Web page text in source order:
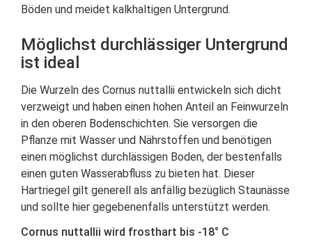
Böden und meidet kalkhaltigen Untergrund.
Möglichst durchlässiger Untergrund
ist ideal
Die Wurzeln des Cornus nuttallii entwickeln sich dicht
verzweigt und haben einen hohen Anteil an Feinwurzeln
in den oberen Bodenschichten. Sie versorgen die
Pflanze mit Wasser und Nährstoffen und benötigen
einen möglichst durchlässigen Boden, der bestenfalls
einen guten Wasserabfluss zu bieten hat. Dieser
Hartriegel gilt generell als anfällig bezüglich Staunässe
und sollte hier gegebenenfalls unterstützt werden.
Cornus nuttallii wird frosthart bis -18° C